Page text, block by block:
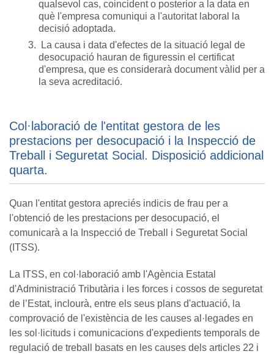
qualsevol cas, coincident o posterior a la data en
què l'empresa comuniqui a l'autoritat laboral la
decisió adoptada.
La causa i data d'efectes de la situació legal de
desocupació hauran de figuressin el certificat
d'empresa, que es considerarà document vàlid per a
la seva acreditació.
Col·laboració de l'entitat gestora de les
prestacions per desocupació i la Inspecció de
Treball i Seguretat Social. Disposició addicional
quarta.
Quan l'entitat gestora apreciés indicis de frau per a
l'obtenció de les prestacions per desocupació, el
comunicarà a la Inspecció de Treball i Seguretat Social
(ITSS).
La ITSS, en col·laboració amb l'Agència Estatal
d'Administració Tributària i les forces i cossos de seguretat
de l’Estat, inclourà, entre els seus plans d'actuació, la
comprovació de l'existència de les causes al·legades en
les sol·licituds i comunicacions d'expedients temporals de
regulació de treball basats en les causes dels articles 22 i